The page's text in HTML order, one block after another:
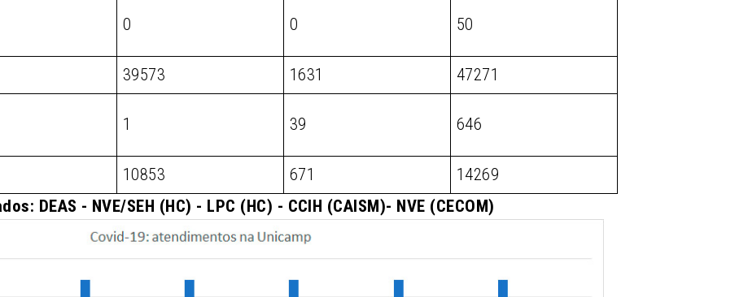
0 0 50
39573 1631
47271
1 39 646
10853 671
14269
DEAS - NVE/SEH (HC) - LPC (HC) - CCIH (CAISM)- NVE (CECOM)